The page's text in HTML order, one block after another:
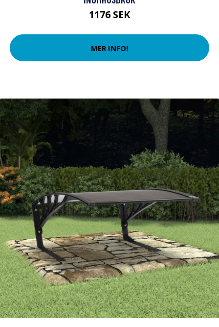
1176 SEK
MER INFO!